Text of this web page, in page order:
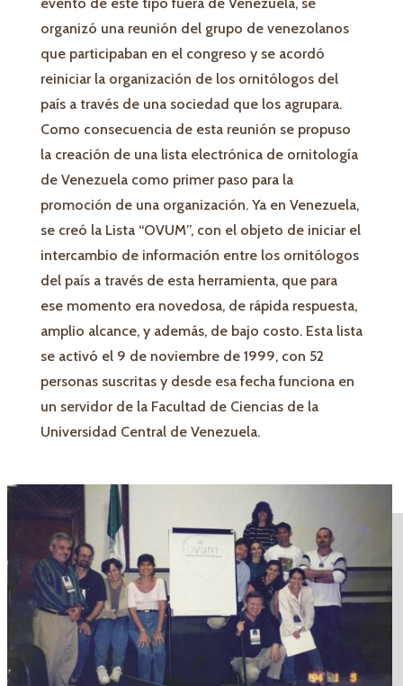
organizó una reunión del grupo de venezolanos
que participaban en el congreso y se acordó
reiniciar la organización de los ornitólogos del
país a través de una sociedad que los agrupara.
Como consecuencia de esta reunión se propuso
la creación de una lista electrónica de ornitología
de Venezuela como primer paso para la
promoción de una organización. Ya en Venezuela,
se creó la Lista “OVUM”, con el objeto de iniciar el
intercambio de información entre los ornitólogos
del país a través de esta herramienta, que para
ese momento era novedosa, de rápida respuesta,
amplio alcance, y además, de bajo costo. Esta lista
se activó el 9 de noviembre de 1999, con 52
personas suscritas y desde esa fecha funciona en
un servidor de la Facultad de Ciencias de la
Universidad Central de Venezuela.